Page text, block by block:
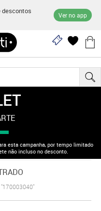
descontos
Ver no app
esta campanha, por tempo limitado
não incluso no desconto.
"170003040"